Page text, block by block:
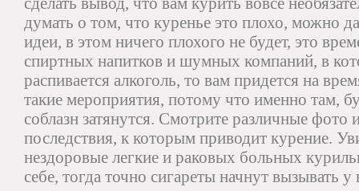
думать о том, что куренье это плохо, можно
идеи, в этом ничего плохого не будет, это
спиртных напитков и шумных компаний, в
распивается алкоголь, то вам придется на
такие мероприятия, потому что именно там,
соблазн затянутся. Смотрите различные фото
последствия, к которым приводит курение.
нездоровые легкие и раковых больных
себе, тогда точно сигареты начнут вызывать